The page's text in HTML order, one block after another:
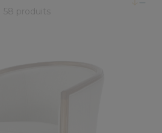
58 produits